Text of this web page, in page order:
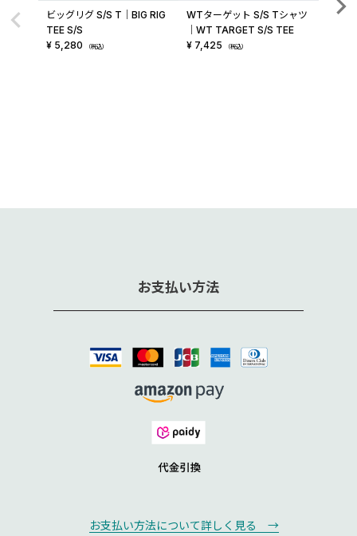
ビッグリグ S/S T│BIG RIG
TEE S/S
¥ 5,280 （税込）
WTターゲット S/S Tシャツ
│WT TARGET S/S TEE
¥ 7,425 （税込）
リン
お支払い方法
お支払い方法について詳しく見る →